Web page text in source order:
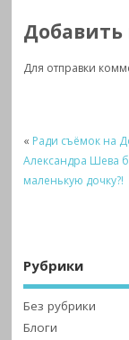
Для отправки
« Ради съёмок на
Александра Шева
маленькую дочку?!
Рубрики
Без рубрики
Блоги